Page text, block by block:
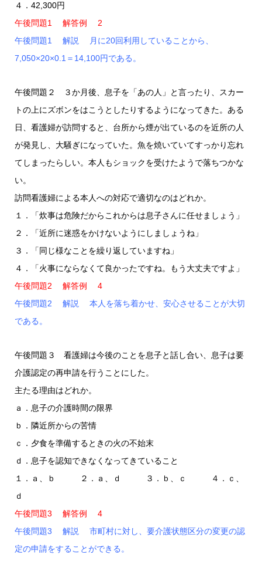
４．42,300円
午後問題1 解答例 2
午後問題1 解説 月に20回利用していることから、
7,050×20×0.1＝14,100円である。
午後問題２ ３か月後、息子を「あの人」と言ったり、スカー
トの上にズボンをはこうとしたりするようになってきた。ある
日、看護婦が訪問すると、台所から煙が出ているのを近所の人
が発見し、大騒ぎになっていた。魚を焼いていてすっかり忘れ
てしまったらしい。本人もショックを受けたようで落ちつかな
い。
訪問看護婦による本人への対応で適切なのはどれか。
１．「炊事は危険だからこれからは息子さんに任せましょう」
２．「近所に迷惑をかけないようにしましょうね」
３．「同じ様なことを繰り返していますね」
４．「火事にならなくて良かったですね。もう大丈夫ですよ」
午後問題2 解答例 4
午後問題2 解説 本人を落ち着かせ、安心させることが大切
である。
午後問題３ 看護婦は今後のことを息子と話し合い、息子は要
介護認定の再申請を行うことにした。
主たる理由はどれか。
ａ．息子の介護時間の限界
ｂ．隣近所からの苦情
ｃ．夕食を準備するときの火の不始末
ｄ．息子を認知できなくなってきていること
１．ａ、ｂ ２．ａ、ｄ ３．ｂ、ｃ ４．ｃ、
ｄ
午後問題3 解答例 4
午後問題3 解説 市町村に対し、要介護状態区分の変更の認
定の申請をすることができる。